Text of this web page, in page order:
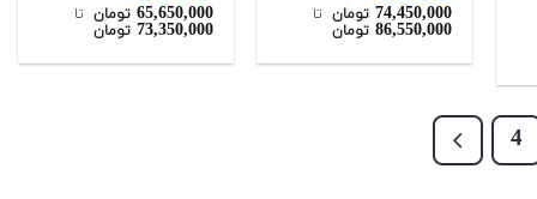
نمره5.00
از 5
74,450,000 تومان‌ تا ‌
86,550,000 تومان
نمره4.50
از 5
65,650,000 تومان ‌ تا ‌
73,350,000 تومان
4